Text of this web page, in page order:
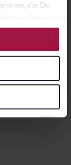
die Du
Deiner